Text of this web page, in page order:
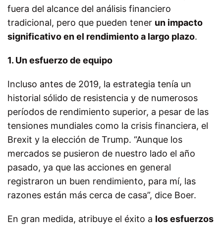
fuera del alcance del análisis financiero
tradicional, pero que pueden tener un impacto
significativo en el rendimiento a largo plazo.
1. Un esfuerzo de equipo
Incluso antes de 2019, la estrategia tenía un
historial sólido de resistencia y de numerosos
períodos de rendimiento superior, a pesar de las
tensiones mundiales como la crisis financiera, el
Brexit y la elección de Trump. “Aunque los
mercados se pusieron de nuestro lado el año
pasado, ya que las acciones en general
registraron un buen rendimiento, para mí, las
razones están más cerca de casa”, dice Boer.
En gran medida, atribuye el éxito a los esfuerzos